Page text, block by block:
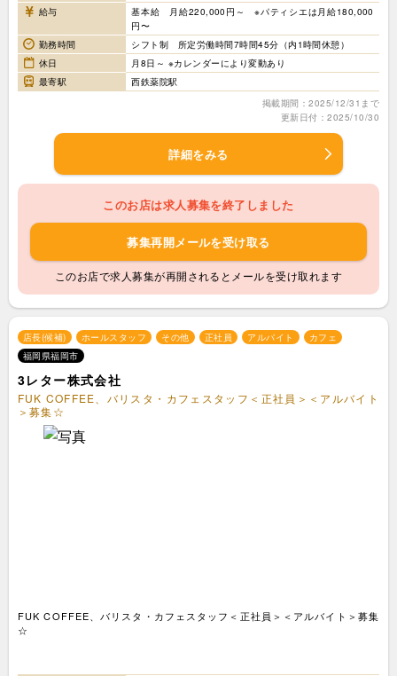
給与
基本給 月給220,000円～ ※パティシエは月給180,000
円〜
勤務時間
シフト制 所定労働時間7時間45分（内1時間休憩）
休日
月8日～ ※カレンダーにより変動あり
最寄駅
西鉄薬院駅
掲載期間：2025/12/31まで
更新日付：2025/10/30
詳細をみる
このお店は求人募集を終了しました
募集再開メールを受け取る
このお店で求人募集が再開されるとメールを受け取れます
店長(候補) ホールスタッフ その他 正社員 アルバイト
カフェ
福岡県福岡市
3レター株式会社
FUK COFFEE、バリスタ・カフェスタッフ＜正社員＞＜アルバイト
＞募集☆
FUK COFFEE、バリスタ・カフェスタッフ＜正社員＞＜アルバイト＞募集
☆